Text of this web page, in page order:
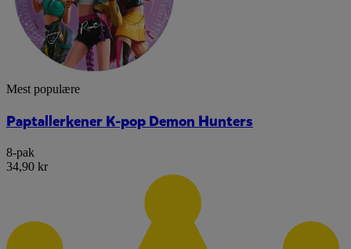
Mest populære
Paptallerkener K-pop Demon Hunters
8-pak
34,90 kr